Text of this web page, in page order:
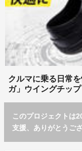
クルマに乗る日常
ガ」ウイングチップ
このプロジェクトは
支援、ありがとうご